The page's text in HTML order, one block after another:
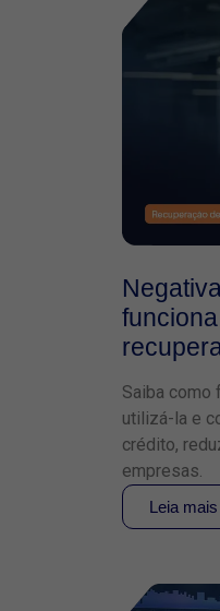
Saiba como
utilizá-la e
crédito,
empresas.
Leia mais